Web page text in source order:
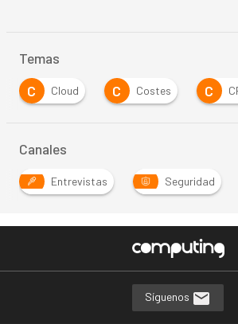
Temas
C
Costes C CPD C
Canales
Entrevistas Seguridad
Síguenos